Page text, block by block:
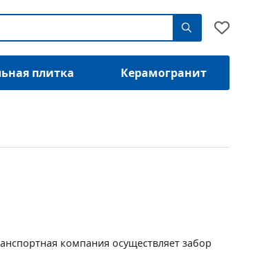
плитка Керамогранит
компания осуществляет забор